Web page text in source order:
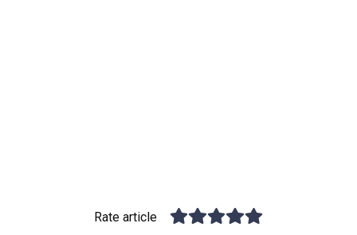
Rate article